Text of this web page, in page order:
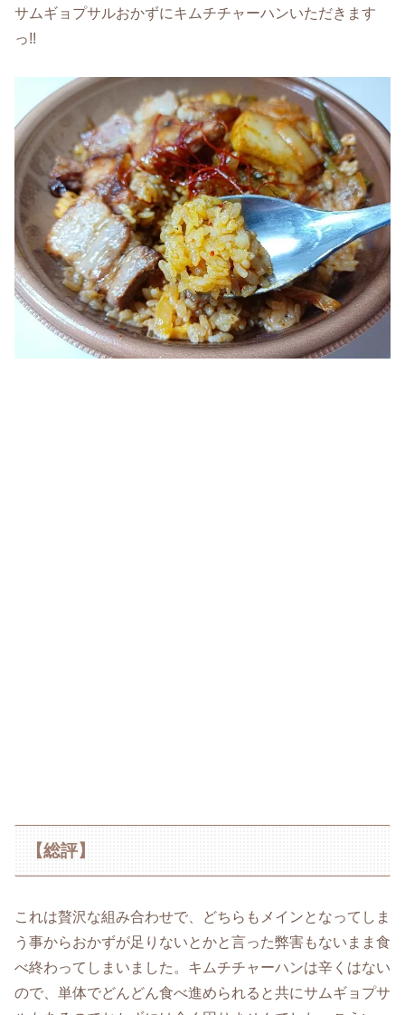
サムギョプサルおかずにキムチチャーハンいただきます
っ!!
【総評】
これは贅沢な組み合わせで、どちらもメインとなってしま
う事からおかずが足りないとかと言った弊害もないまま食
べ終わってしまいました。キムチチャーハンは辛くはない
ので、単体でどんどん食べ進められると共にサムギョプサ